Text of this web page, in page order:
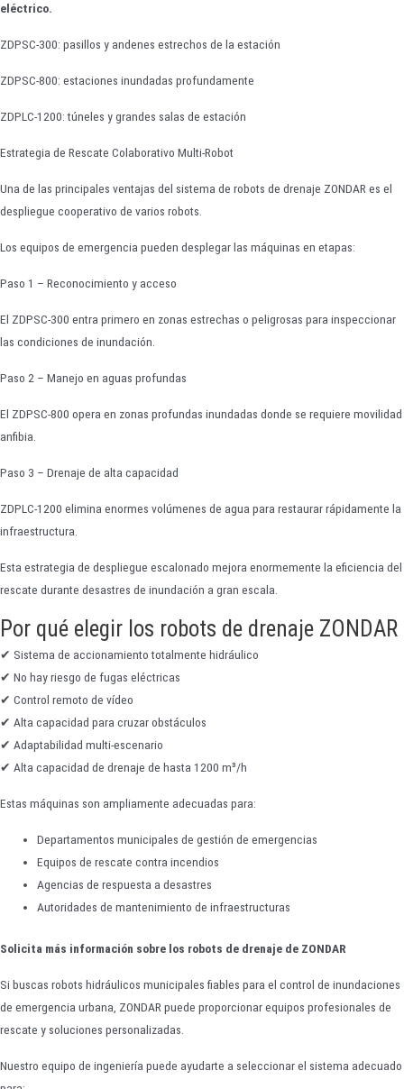
eléctrico.
ZDPSC-300: pasillos y andenes estrechos de la estación
ZDPSC-800: estaciones inundadas profundamente
ZDPLC-1200: túneles y grandes salas de estación
Estrategia de Rescate Colaborativo Multi-Robot
Una de las principales ventajas del sistema de robots de drenaje ZONDAR es el
despliegue cooperativo de varios robots.
Los equipos de emergencia pueden desplegar las máquinas en etapas:
Paso 1 – Reconocimiento y acceso
El ZDPSC-300 entra primero en zonas estrechas o peligrosas para inspeccionar
las condiciones de inundación.
Paso 2 – Manejo en aguas profundas
El ZDPSC-800 opera en zonas profundas inundadas donde se requiere movilidad
anfibia.
Paso 3 – Drenaje de alta capacidad
ZDPLC-1200 elimina enormes volúmenes de agua para restaurar rápidamente la
infraestructura.
Esta estrategia de despliegue escalonado mejora enormemente la eficiencia del
rescate durante desastres de inundación a gran escala.
Por qué elegir los robots de drenaje ZONDAR
✔ Sistema de accionamiento totalmente hidráulico
✔ No hay riesgo de fugas eléctricas
✔ Control remoto de vídeo
✔ Alta capacidad para cruzar obstáculos
✔ Adaptabilidad multi-escenario
✔ Alta capacidad de drenaje de hasta 1200 m³/h
Estas máquinas son ampliamente adecuadas para:
Departamentos municipales de gestión de emergencias
Equipos de rescate contra incendios
Agencias de respuesta a desastres
Autoridades de mantenimiento de infraestructuras
Solicita más información sobre los robots de drenaje de ZONDAR
Si buscas robots hidráulicos municipales fiables para el control de inundaciones
de emergencia urbana, ZONDAR puede proporcionar equipos profesionales de
rescate y soluciones personalizadas.
Nuestro equipo de ingeniería puede ayudarte a seleccionar el sistema adecuado